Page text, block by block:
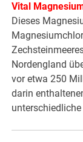
Vital
Dieses
Nordengland
vor etwa 250
darin